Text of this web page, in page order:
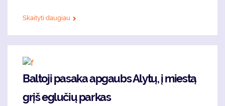
Skaityti daugiau
Baltoji pasaka apgaubs Alytų, į miestą
grįš eglučių parkas